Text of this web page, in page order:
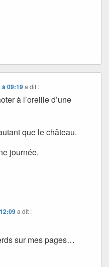
à 09:19 a dit :
à l’oreille d’une
que le château.
journée.
a dit :
sur mes pages…